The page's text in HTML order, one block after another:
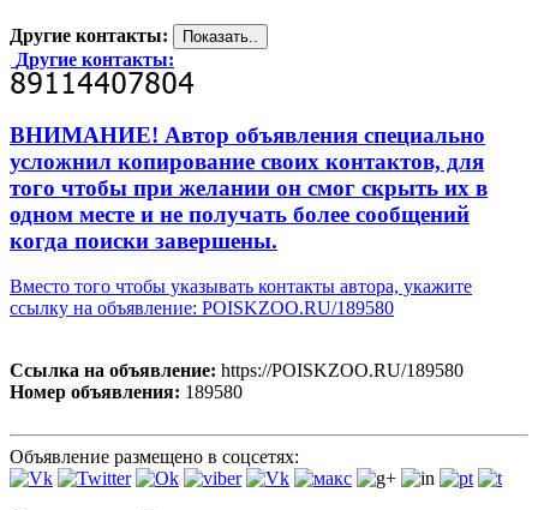
Другие контакты:
Другие контакты:
ВНИМАНИЕ! Автор объявления специально
усложнил копирование своих контактов, для
того чтобы при желании он смог скрыть их в
одном месте и не получать более сообщений
когда поиски завершены.
Вместо того чтобы указывать контакты автора, укажите
ссылку на объявление: POISKZOO.RU/189580
Ссылка на объявление: https://POISKZOO.RU/189580
Номер объявления: 189580
Объявление размещено в соцсетях: